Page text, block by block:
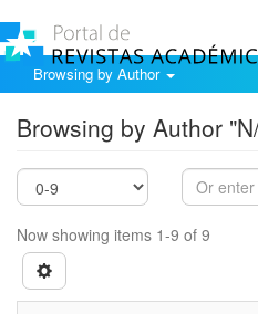
Browsing by Author
Browsing by Author
Now showing items 1-9 of 9